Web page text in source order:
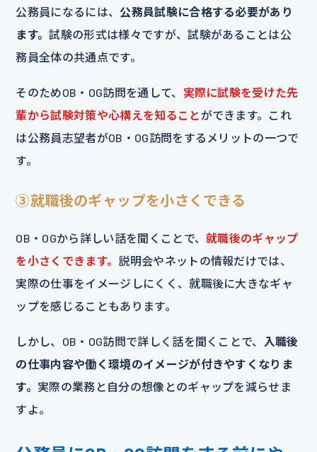
公務員になるには、 公務員試験に合格する必要があり
ます。試験の形式は様々ですが、試験があることは公
務員全体の共通点です。
そのためOB・OG訪問を通して、 実際に試験を受けた先
輩から試験対策や心構えを知ること ができます。これ
は公務員志望者がOB・OG訪問をするメリットの一つで
す。
③就職後のギャップを小さくできる
OB・OGから詳しい話を聞くことで、就職後のギャップ
を小さくできます。 説明会やネットの情報だけでは、
実際の仕事をイメージしにくく、就職後に大きなギャ
ップを感じることもあります。
しかし、OB・OG訪問で詳しく話を聞くことで、
入職後
の仕事内容や働く環境のイメージが付きやすくなりま
す。 実際の業務と自分の想像とのギャップを減らせま
すよ。